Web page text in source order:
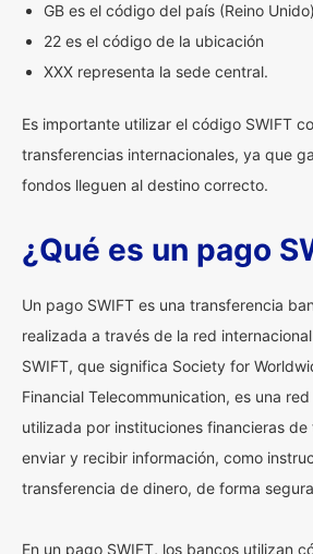
GB es el código del país (Reino Unido)
22 es el código de la ubicación
XXX representa la sede central.
Es importante utilizar el código SWIFT
transferencias internacionales, ya que
fondos lleguen al destino correcto.
¿Qué es un pago
Un pago SWIFT es una transferencia
realizada a través de la red
SWIFT, que significa Society for
Financial Telecommunication, es una
utilizada por instituciones financieras
enviar y recibir información, como
transferencia de dinero, de forma
En un pago SWIFT, los bancos utilizan